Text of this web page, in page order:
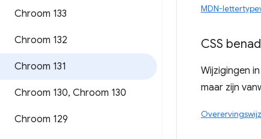
Chroom 133
Chroom 132
Chroom 131
Chroom 130, Chroom 130
Chroom 129
MDN-
CSS
Wijzigingen
maar zijn